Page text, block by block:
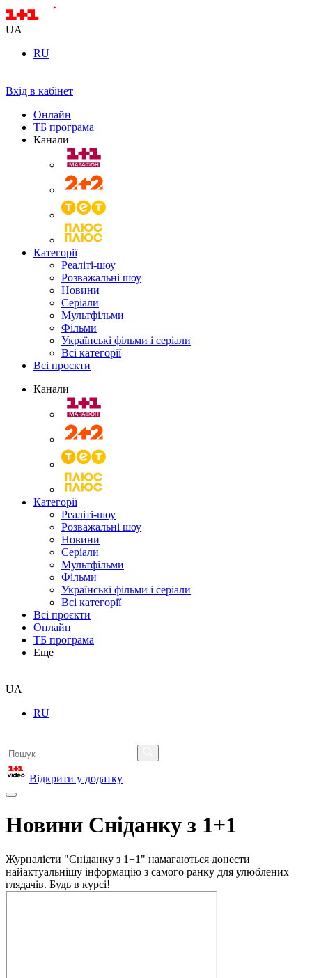
UA
RU
Вхід в кабінет
Онлайн
ТБ програма
Канали
Категорії
Реаліті-шоу
Розважальні шоу
Новини
Серіали
Мультфільми
Фільми
Українські фільми і серіали
Всі категорії
Всі проєкти
Канали
Категорії
Реаліті-шоу
Розважальні шоу
Новини
Серіали
Мультфільми
Фільми
Українські фільми і серіали
Всі категорії
Всі проєкти
Онлайн
ТБ програма
Еще
UA
RU
Відкрити у додатку
Новини Сніданку з 1+1
Журналісти "Сніданку з 1+1" намагаються донести
найактуальнішу інформацію з самого ранку для улюблених
глядачів. Будь в курсі!